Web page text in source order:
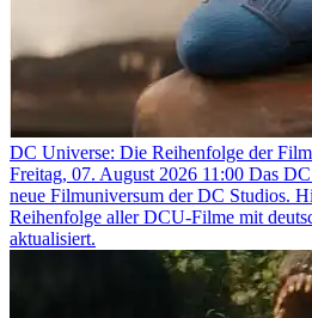
DC Universe: Die Reihenfolge der
Freitag, 07. August 2026 11:00 Das
neue Filmuniversum der DC Studios.
Reihenfolge aller DCU-Filme mit
aktualisiert.